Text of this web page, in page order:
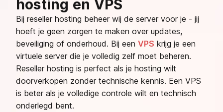
hosting en VPS
Bij reseller hosting beheer wij de server voor je - jij
hoeft je geen zorgen te maken over updates,
beveiliging of onderhoud. Bij een VPS krijg je een
virtuele server die je volledig zelf moet beheren.
Reseller hosting is perfect als je hosting wilt
doorverkopen zonder technische kennis. Een VPS
is beter als je volledige controle wilt en technisch
onderlegd bent.